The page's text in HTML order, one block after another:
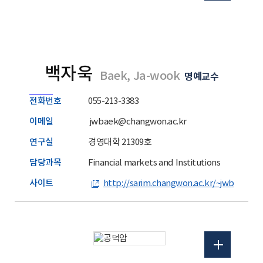
백자욱 Baek, Ja-wook 명예교수
전화번호 055-213-3383
이메일 jwbaek@changwon.ac.kr
연구실 경영대학 21309호
담당과목 Financial markets and Institutions
사이트 http://sarim.changwon.ac.kr/~jwbaek